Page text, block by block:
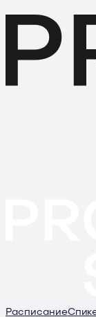
Расписание